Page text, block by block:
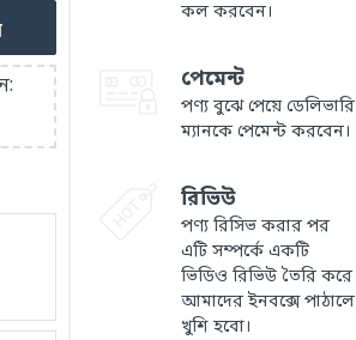
কল করবেন।
পেমেন্ট
পণ্য বুঝে পেয়ে ডেলিভারি
ম্যানকে পেমেন্ট করবেন।
রিভিউ
পণ্য রিসিভ করার পর
এটি সম্পর্কে একটি
ভিডিও রিভিউ তৈরি করে
আমাদের ইনবক্সে পাঠালে
খুশি হবো।